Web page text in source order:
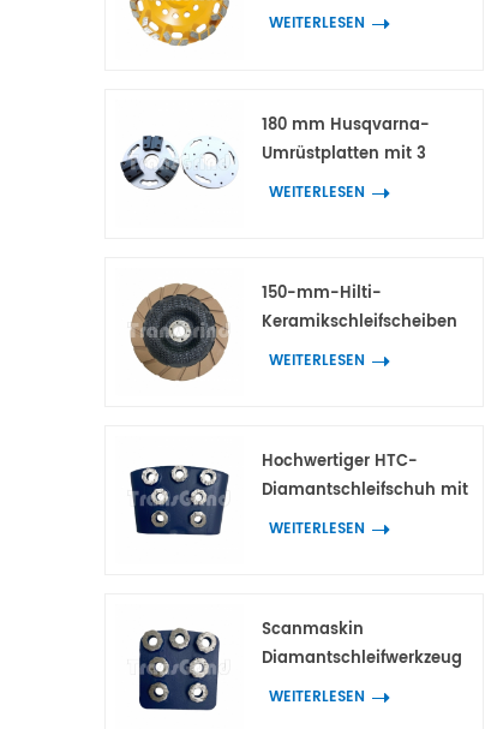
mit bogenförmigen
WEITERLESEN
180 mm Husqvarna-
Umrüstplatten mit 3
Adaptern für HTC- und
WEITERLESEN
150-mm-Hilti-
Keramikschleifscheiben
für die
WEITERLESEN
Hochwertiger HTC-
Diamantschleifschuh mit
7 Blumenringsegmenten
WEITERLESEN
Scanmaskin
Diamantschleifwerkzeug
mit 7 blütenförmigen
WEITERLESEN